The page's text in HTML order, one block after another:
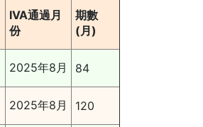
IVA通過月
份
期數
(月)
2025年8月 84
2025年8月 120